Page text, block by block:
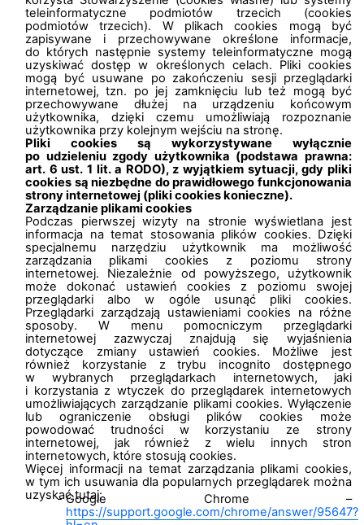
teleinformatyczne podmiotów trzecich (cookies
podmiotów trzecich). W plikach cookies mogą być
zapisywane i przechowywane określone informacje,
do których następnie systemy teleinformatyczne mogą
uzyskiwać dostęp w określonych celach. Pliki cookies
mogą być usuwane po zakończeniu sesji przeglądarki
internetowej, tzn. po jej zamknięciu lub też mogą być
przechowywane dłużej na urządzeniu końcowym
użytkownika, dzięki czemu umożliwiają rozpoznanie
użytkownika przy kolejnym wejściu na stronę.
Pliki cookies są wykorzystywane wyłącznie
po udzieleniu zgody użytkownika (podstawa prawna:
art. 6 ust. 1 lit. a RODO), z wyjątkiem sytuacji, gdy pliki
cookies są niezbędne do prawidłowego funkcjonowania
strony internetowej (pliki cookies konieczne).
Zarządzanie plikami cookies
Podczas pierwszej wizyty na stronie wyświetlana jest
informacja na temat stosowania plików cookies. Dzięki
specjalnemu narzędziu użytkownik ma możliwość
zarządzania plikami cookies z poziomu strony
internetowej. Niezależnie od powyższego, użytkownik
może dokonać ustawień cookies z poziomu swojej
przeglądarki albo w ogóle usunąć pliki cookies.
Przeglądarki zarządzają ustawieniami cookies na różne
sposoby. W menu pomocniczym przeglądarki
internetowej zazwyczaj znajdują się wyjaśnienia
dotyczące zmiany ustawień cookies. Możliwe jest
również korzystanie z trybu incognito dostępnego
w wybranych przeglądarkach internetowych, jaki
i korzystania z wtyczek do przeglądarek internetowych
umożliwiających zarządzanie plikami cookies. Wyłączenie
lub ograniczenie obsługi plików cookies może
powodować trudności w korzystaniu ze strony
internetowej, jak również z wielu innych stron
internetowych, które stosują cookies.
Więcej informacji na temat zarządzania plikami cookies,
w tym ich usuwania dla popularnych przeglądarek można
uzyskać tutaj:Google Chrome –
https://support.google.com/chrome/answer/95647?